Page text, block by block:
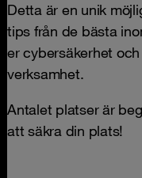
Detta är en unik
tips från de bästa
er cybersäkerhet
verksamhet.
Antalet platser är
att säkra din plats!